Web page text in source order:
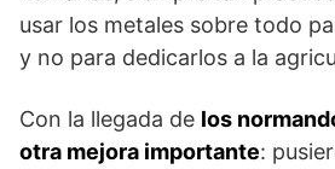
usar los metales sobre todo
y no para dedicarlos a la
Con la llegada de los
otra mejora importante: